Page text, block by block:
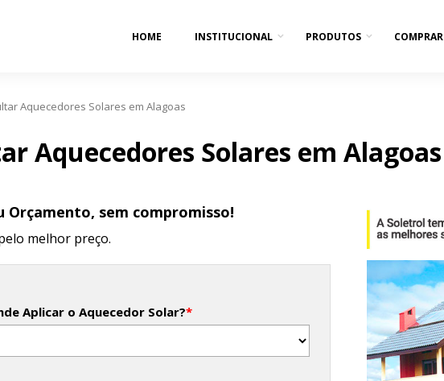
HOME INSTITUCIONAL PRODUTOS COMPRAR
Aquecedores Solares em Alagoas
Aquecedores Solares em Alagoas
Orçamento, sem compromisso!
melhor preço.
Aplicar o Aquecedor Solar?*